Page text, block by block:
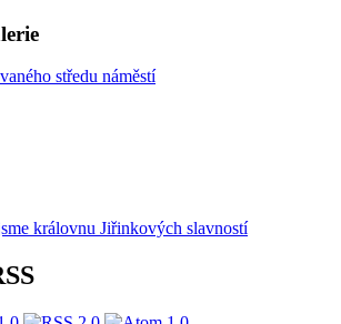
královnu Jiřinkových slavností